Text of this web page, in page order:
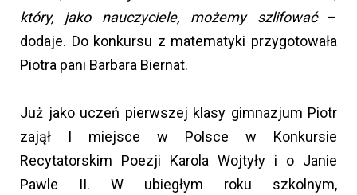
który, jako nauczyciele, możemy szlifować–
dodaje. Do konkursu z matematyki przygotowała
Piotra pani Barbara Biernat.
Już jako uczeń pierwszej klasy gimnazjum Piotr
zajął I miejsce w Polsce w Konkursie
Recytatorskim Poezji Karola Wojtyły i o Janie
Pawle II. W ubiegłym roku szkolnym,